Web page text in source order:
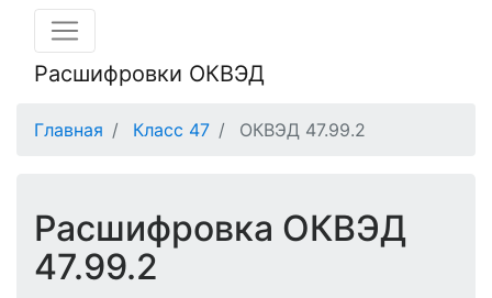
Расшифровки ОКВЭД
Главная Класс 47 ОКВЭД 47.99.2
Расшифровка ОКВЭД
47.99.2